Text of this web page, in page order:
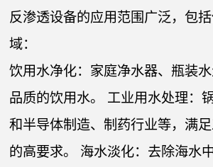
反渗透设备的应用范围广泛，包
域：
饮用水净化：家庭净水器、瓶装
品质的饮用水。 工业用水处理：
和半导体制造、制药行业等，满
的高要求。 海水淡化：去除海水